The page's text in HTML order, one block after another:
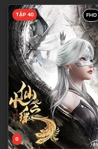
FHD
0
TẬP 40